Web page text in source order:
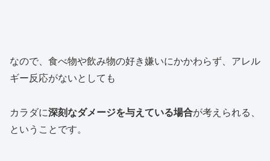
なので、食べ物や飲み物の好き嫌いにかかわらず、アレル
ギー反応がないとしても
カラダに深刻なダメージを与えている場合が考えられる、
ということです。